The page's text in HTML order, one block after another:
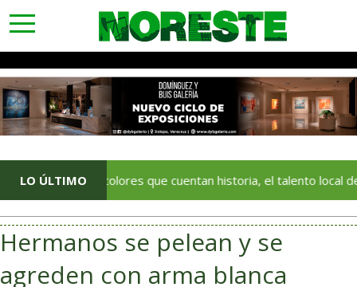
toggle
navigation
LO ÚLTIMO
Con colores que cuentan historia, el talento local deja huella
Hermanos se pelean y se
agreden con arma blanca